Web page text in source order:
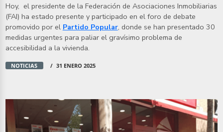
Hoy, el presidente de la Federación de Asociaciones Inmobiliarias
(FAI) ha estado presente y participado en el foro de debate
promovido por el Partido Popular, donde se han presentado 30
medidas urgentes para paliar el gravísimo problema de
accesibilidad a la vivienda.
NOTICIAS 31 ENERO 2025